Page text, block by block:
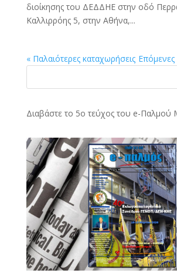
διοίκησης του ΔΕΔΔΗΕ στην οδό
Καλλιρρόης 5, στην Αθήνα,...
« Παλαιότερες καταχωρήσεις Επόμενες
Διαβάστε το 5ο τεύχος του e-Παλμού